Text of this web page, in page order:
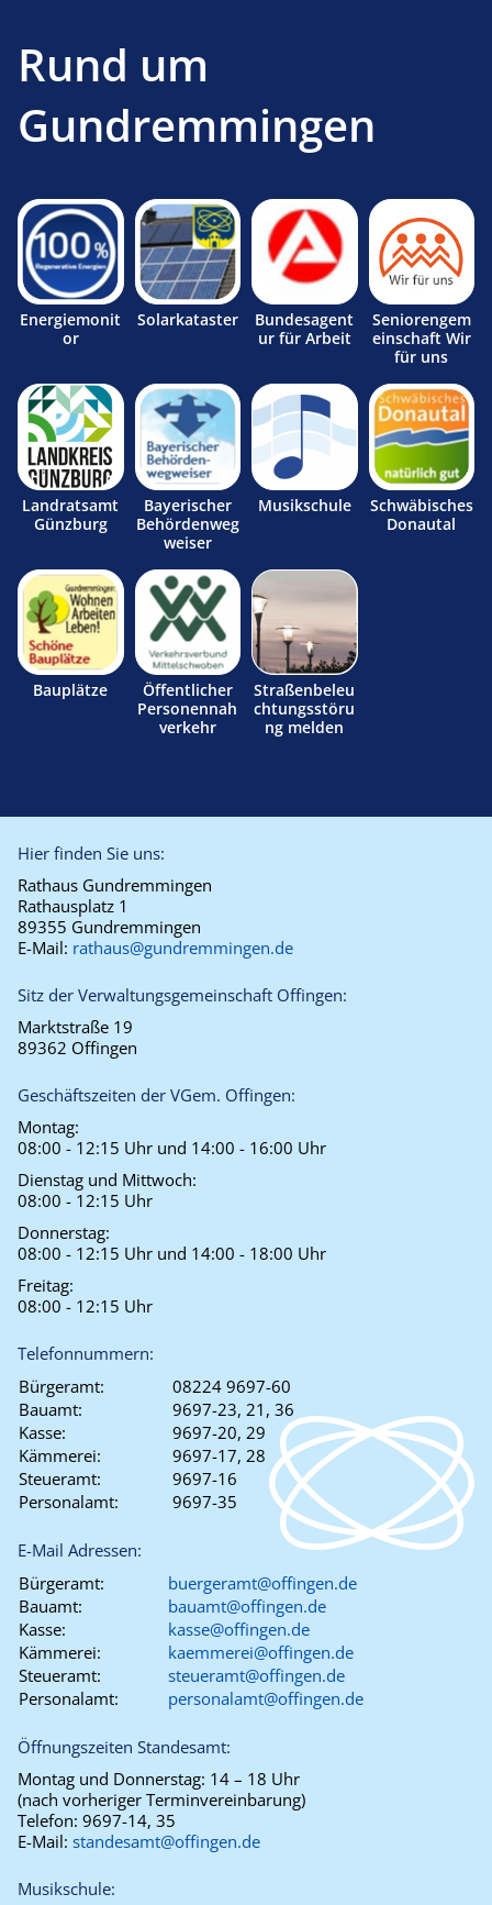
Rund um
Gundremmingen
Energiemonit
or
Solarkataster
Bundesagent
ur für Arbeit
Seniorengem
einschaft Wir
für uns
Landratsamt
Günzburg
Bayerischer
Behördenweg
weiser
Musikschule
Schwäbisches
Donautal
Bauplätze
Öffentlicher
Personennah
verkehr
Straßenbeleu
chtungsstöru
ng melden
Hier finden Sie uns:
Rathaus Gundremmingen
Rathausplatz 1
89355 Gundremmingen
E-Mail: rathaus@gundremmingen.de
Sitz der Verwaltungsgemeinschaft Offingen:
Marktstraße 19
89362 Offingen
Geschäftszeiten der VGem. Offingen:
Montag:
08:00 - 12:15 Uhr und 14:00 - 16:00 Uhr
Dienstag und Mittwoch:
08:00 - 12:15 Uhr
Donnerstag:
08:00 - 12:15 Uhr und 14:00 - 18:00 Uhr
Freitag:
08:00 - 12:15 Uhr
Telefonnummern:
Bürgeramt:
08224 9697-60
Bauamt:
9697-23, 21, 36
Kasse:
9697-20, 29
Kämmerei:
9697-17, 28
Steueramt:
9697-16
Personalamt:
9697-35
E-Mail Adressen:
Bürgeramt:
buergeramt@offingen.de
Bauamt:
bauamt@offingen.de
Kasse:
kasse@offingen.de
Kämmerei:
kaemmerei@offingen.de
Steueramt:
steueramt@offingen.de
Personalamt:
personalamt@offingen.de
Öffnungszeiten Standesamt:
Montag und Donnerstag: 14 – 18 Uhr
(nach vorheriger Terminvereinbarung)
Telefon: 9697-14, 35
E-Mail: standesamt@offingen.de
Musikschule: